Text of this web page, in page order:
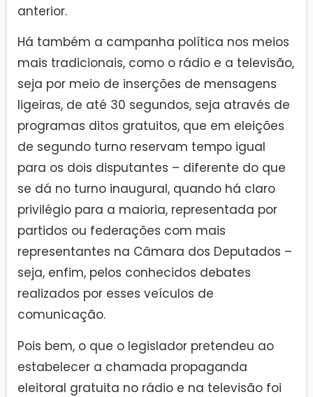
anterior.
Há também a campanha política nos meios
mais tradicionais, como o rádio e a televisão,
seja por meio de inserções de mensagens
ligeiras, de até 30 segundos, seja através de
programas ditos gratuitos, que em eleições
de segundo turno reservam tempo igual
para os dois disputantes – diferente do que
se dá no turno inaugural, quando há claro
privilégio para a maioria, representada por
partidos ou federações com mais
representantes na Câmara dos Deputados –
seja, enfim, pelos conhecidos debates
realizados por esses veículos de
comunicação.
Pois bem, o que o legislador pretendeu ao
estabelecer a chamada propaganda
eleitoral gratuita no rádio e na televisão foi